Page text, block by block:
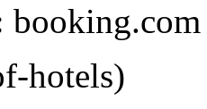
booking.com
hotels)